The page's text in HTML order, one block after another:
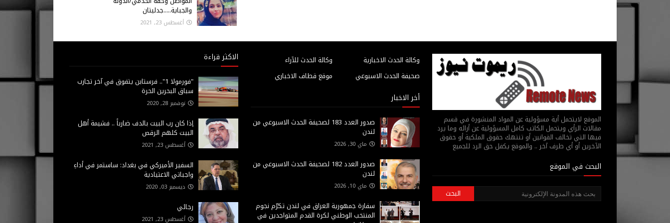
والجباية.....جدليتان
أغسطس 23, 2021
الموقع لايتحمل أية مسؤولية عن المواد المنشورة في قسم
مقالات الرأي ويتحمل الكاتب كامل المسؤولية عن أرائه وما يرد
فيها التي تخالف القوانين أو تنتهك حقوق الملكية أو حقوق
الآخرين أو أي طرف آخر .. والموقع يكفل حق الرد للجميع
البحث في الموقع
وكالة الحدث للآراء
وكالة الحدث الاخبارية
موقع قطاف الاخباري
صحيفة الحدث الاسبوعي
أخر الاخبار
صدور العدد 183 لصحيفة الحدث الاسبوعي من
لندن
ماي 30, 2026
صدور العدد 182 لصحيفة الحدث الاسبوعي من
لندن
ماي 10, 2026
سفارة جمهورية العراق في لندن تكرّم نجوم
المنتخب الوطني لكرة القدم المتواجدين في
الاكثر قراءة
"فورمولا 1".. فرستابن يتفوق في آخر تجارب
سباق البحرين الحرة
نوفمبر 28, 2020
إذا كان رب البيت بالدف ضارباً .. فشيمة أهل
البيت كلهم الرقص
أغسطس 23, 2021
السفير الأميركي في بغداد: ساستمر في أداءِ
واجباتي الاعتيادية
ديسمبر 03, 2020
رجائي
أغسطس 23, 2021